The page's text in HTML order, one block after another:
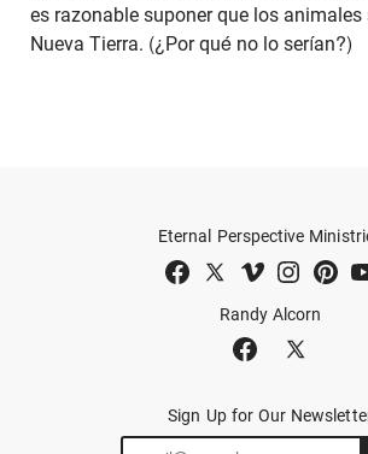
es razonable suponer que los animales
Nueva Tierra. (¿Por qué no lo serían?)
Randy Alcorn
Eternal Perspective
Sign Up for Our